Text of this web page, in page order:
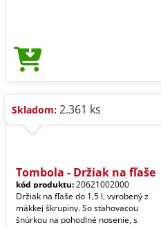
Skladom: 2.361 ks
Tombola - Držiak na fľaše
kód produktu:20621002000
Držiak na fľaše do 1,5 l, vyrobený z
mäkkej škrupiny. So sťahovacou
šnúrkou na pohodlné nosenie, s